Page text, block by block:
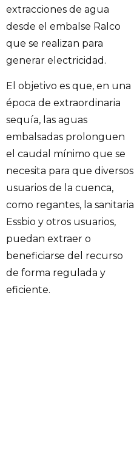
extracciones de agua
desde el embalse Ralco
que se realizan para
generar electricidad.
El objetivo es que, en una
época de extraordinaria
sequía, las aguas
embalsadas prolonguen
el caudal mínimo que se
necesita para que diversos
usuarios de la cuenca,
como regantes, la sanitaria
Essbio y otros usuarios,
puedan extraer o
beneficiarse del recurso
de forma regulada y
eficiente.